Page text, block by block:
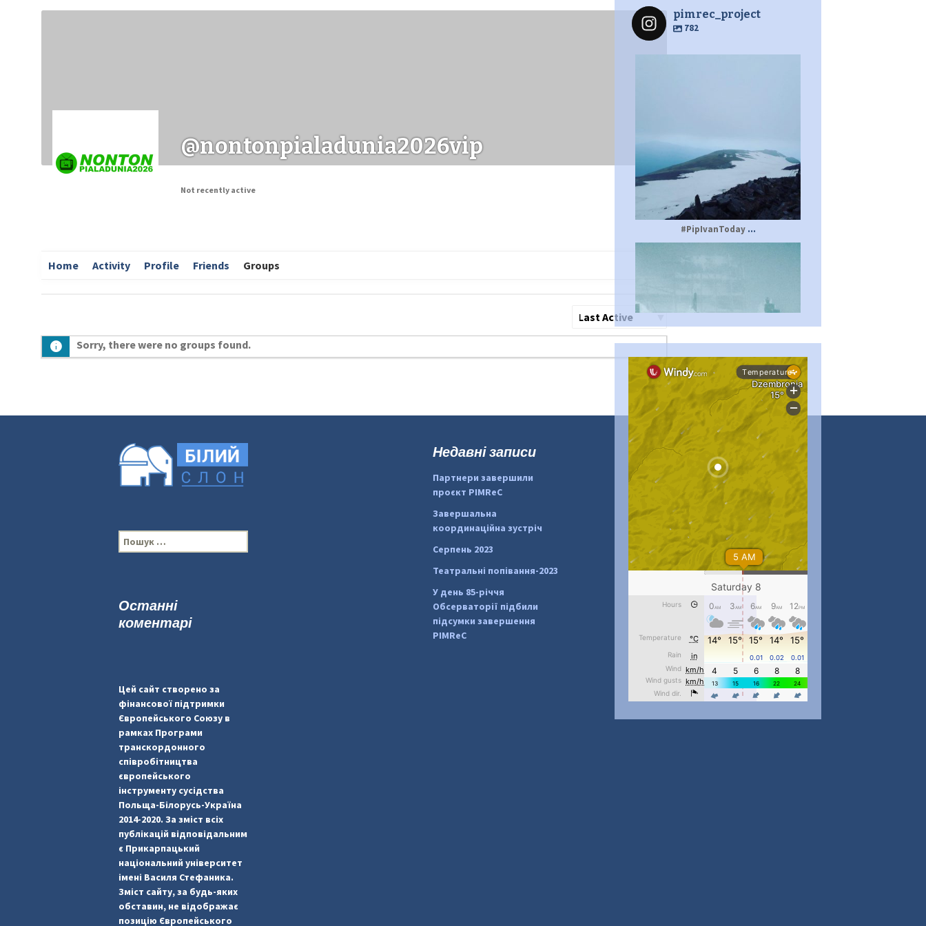
Заходи
@nontonpialadunia2026vip
Not recently active
Home Activity Profile Friends Groups
Сортувати
Sorry, there were no groups found.
pimrec_project
782
#PipIvanToday ...
#PipIvanToday...
pimrec_project
#PipIvanToday ...
pimrec_project
П
о
:
Недавні записи
Партнери завершили
проєкт PIMReC
Завершальна
координаційна зустріч
Серпень 2023
Театральні попівання-2023
У день 85-річчя
Обсерваторії підбили
підсумки завершення
PIMReC
Останні
коментарі
Цей сайт створено за
фінансової підтримки
Європейського Союзу в
рамках Програми
транскордонного
співробітництва
європейського
інструменту сусідства
Польща-Білорусь-Україна
2014-2020. За зміст всіх
публікацій відповідальним
є Прикарпацький
національний університет
імені Василя Стефаника.
Зміст сайту, за будь-яких
обставин, не відображає
позицію Європейського